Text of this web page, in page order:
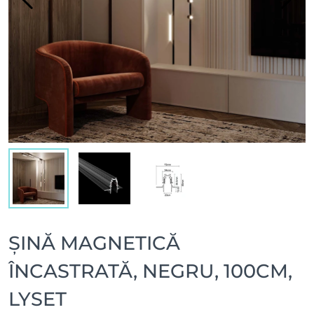
ȘINĂ MAGNETICĂ
ÎNCASTRATĂ, NEGRU, 100CM,
LYSET